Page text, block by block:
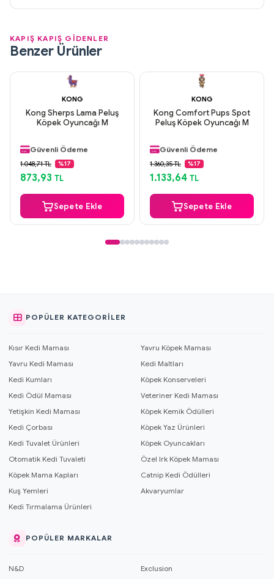
KAPIŞ KAPIŞ GİDENLER
Benzer Ürünler
KONG
Kong Sherps Lama Peluş
Köpek Oyuncağı M
Aynı Gün Kargo
Güvenli Ödeme
Aynı Gün Kargo
1.048,71 TL %17
873,93 TL
Sepete Ekle
KONG
Kong Comfort Pups Spot
Peluş Köpek Oyuncağı M
Aynı Gün Kargo
Güvenli Ödeme
Aynı Gün Kargo
1.360,35 TL %17
1.133,64 TL
Sepete Ekle
POPÜLER KATEGORILER
Kısır Kedi Maması
Yavru Köpek Maması
Yavru Kedi Maması
Kedi Maltları
Kedi Kumları
Köpek Konserveleri
Kedi Ödül Maması
Veteriner Kedi Maması
Yetişkin Kedi Maması
Köpek Kemik Ödülleri
Kedi Çorbası
Köpek Yaz Ürünleri
Kedi Tuvalet Ürünleri
Köpek Oyuncakları
Otomatik Kedi Tuvaleti
Özel Irk Köpek Maması
Köpek Mama Kapları
Catnip Kedi Ödülleri
Kuş Yemleri
Akvaryumlar
Kedi Tırmalama Ürünleri
POPÜLER MARKALAR
N&D
Exclusion